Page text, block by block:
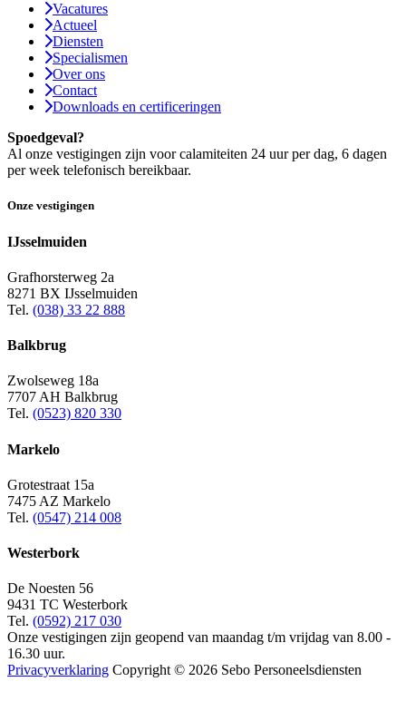
Vacatures
Actueel
Diensten
Specialismen
Over ons
Contact
Downloads en certificeringen
Spoedgeval?
Al onze vestigingen zijn voor calamiteiten 24 uur per dag, 6 dagen
per week telefonisch bereikbaar.
Onze vestigingen
IJsselmuiden
Grafhorsterweg 2a
8271 BX IJsselmuiden
Tel. (038) 33 22 888
Balkbrug
Zwolseweg 18a
7707 AH Balkbrug
Tel. (0523) 820 330
Markelo
Grotestraat 15a
7475 AZ Markelo
Tel. (0547) 214 008
Westerbork
De Noesten 56
9431 TC Westerbork
Tel. (0592) 217 030
Onze vestigingen zijn geopend van maandag t/m vrijdag van 8.00 -
16.30 uur.
Privacyverklaring Copyright © 2026 Sebo Personeelsdiensten